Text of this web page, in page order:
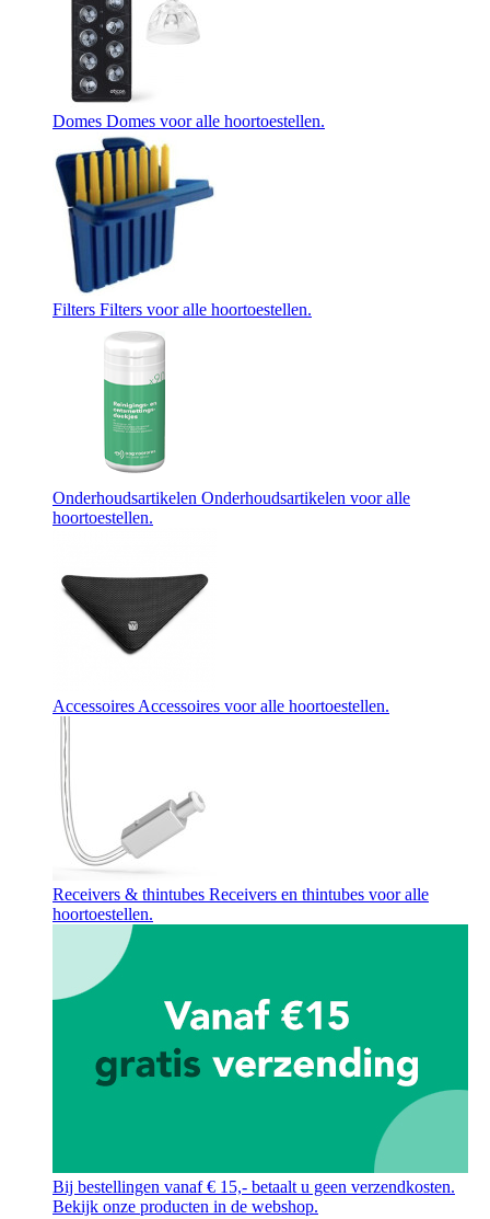
Domes Domes voor alle hoortoestellen.
Filters Filters voor alle hoortoestellen.
Onderhoudsartikelen Onderhoudsartikelen voor alle
hoortoestellen.
AccessoiresAccessoires voor alle hoortoestellen.
Receivers & thintubes Receivers en thintubes voor alle
hoortoestellen.
Bij bestellingen vanaf € 15,- betaalt u geen verzendkosten.
Bekijk onze producten in de webshop.